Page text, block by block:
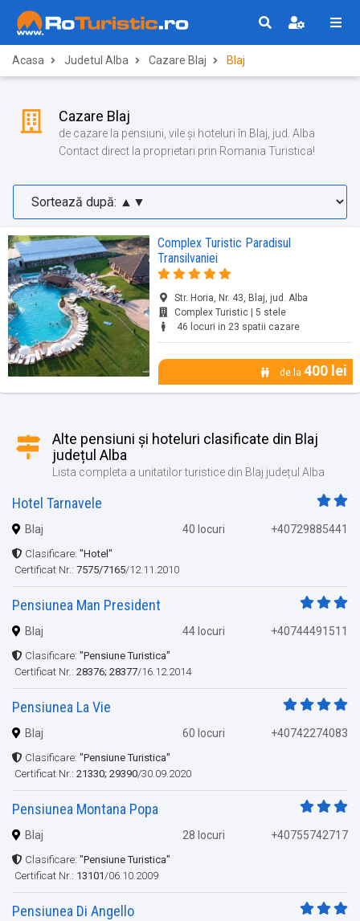
Acasa Judetul Alba Cazare Blaj Blaj
Cazare Blaj
de cazare la pensiuni, vile și hoteluri în Blaj, jud. Alba
Contact direct la proprietari prin Romania Turistica!
Complex Turistic Paradisul
Transilvaniei
Str. Horia, Nr. 43, Blaj, jud. Alba
Complex Turistic | 5 stele
46 locuri in 23 spatii cazare
de la 400 lei
Alte pensiuni și hoteluri clasificate din Blaj
județul Alba
Lista completa a unitatilor turistice din Blaj județul Alba
Hotel Tarnavele
Blaj 40 locuri +40729885441
Clasificare: "Hotel"
Certificat Nr.: 7575/7165/12.11.2010
Pensiunea Man President
Blaj 44 locuri +40744491511
Clasificare: "Pensiune Turistica"
Certificat Nr.: 28376; 28377/16.12.2014
Pensiunea La Vie
Blaj 60 locuri +40742274083
Clasificare: "Pensiune Turistica"
Certificat Nr.: 21330; 29390/30.09.2020
Pensiunea Montana Popa
Blaj 28 locuri +40755742717
Clasificare: "Pensiune Turistica"
Certificat Nr.: 13101/06.10.2009
Pensiunea Di Angello